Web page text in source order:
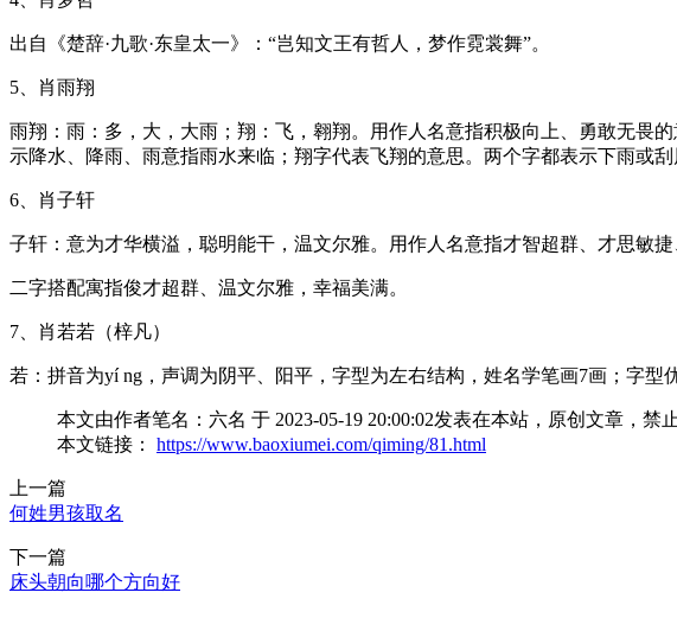
出自《楚辞·九歌·东皇太一》：“岂知文王有哲人，梦作霓裳舞”。
5、肖雨翔
雨翔：雨：多，大，大雨；翔：飞，翱翔。用作人名意指积极向上、勇敢无畏
示降水、降雨、雨意指雨水来临；翔字代表飞翔的意思。两个字都表示下雨或
6、肖子轩
子轩：意为才华横溢，聪明能干，温文尔雅。用作人名意指才智超群、才思敏
二字搭配寓指俊才超群、温文尔雅，幸福美满。
7、肖若若（梓凡）
若：拼音为yí ng，声调为阴平、阳平，字型为左右结构，姓名学笔画7画；字型
本文由作者笔名：六名 于 2023-05-19 20:00:02发表在本站，原创文章，禁
本文链接： https://www.baoxiumei.com/qiming/81.html
上一篇
何姓男孩取名
下一篇
床头朝向哪个方向好